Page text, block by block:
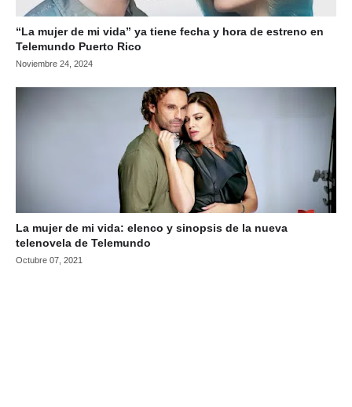
“La mujer de mi vida” ya tiene fecha y hora de estreno en
Telemundo Puerto Rico
Noviembre 24, 2024
La mujer de mi vida: elenco y sinopsis de la nueva
telenovela de Telemundo
Octubre 07, 2021